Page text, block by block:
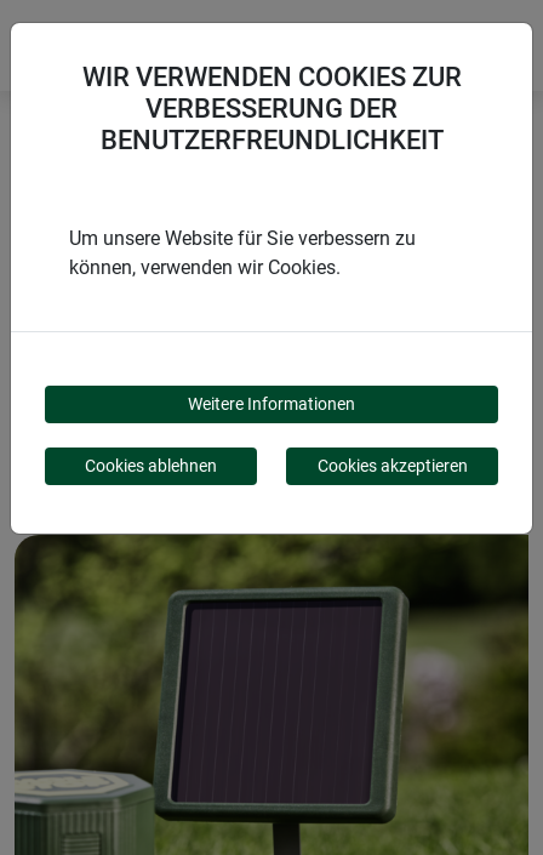
PRODUKTE
SOLAR-AKKU
ACCESSORIES
WIR VERWENDEN COOKIES ZUR
VERBESSERUNG DER
BENUTZERFREUNDLICHKEIT
Um unsere Website für Sie verbessern zu
können, verwenden wir Cookies.
Weitere Informationen
Cookies ablehnen Cookies akzeptieren